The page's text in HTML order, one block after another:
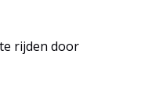
rijden door